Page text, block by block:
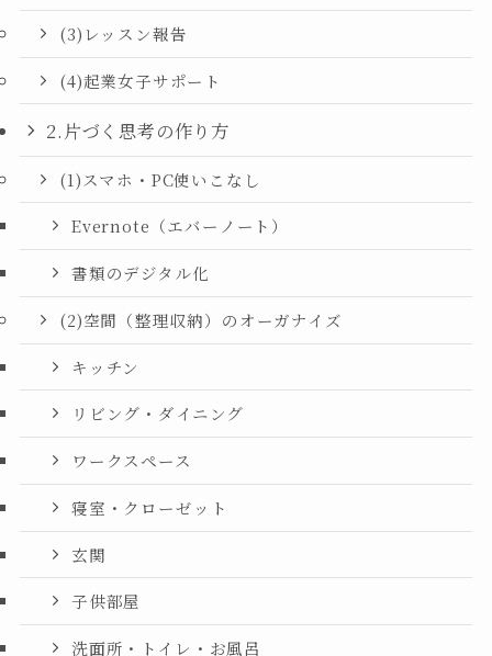
(3)レッスン報告
(4)起業女子サポート
2.片づく思考の作り方
(1)スマホ・PC使いこなし
Evernote（エバーノート）
書類のデジタル化
(2)空間（整理収納）のオーガナイズ
キッチン
リビング・ダイニング
ワークスペース
寝室・クローゼット
玄関
子供部屋
洗面所・トイレ・お風呂